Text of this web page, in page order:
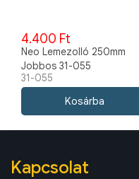
4.400 Ft
Neo Lemezolló 250mm
Jobbos 31-055
31-055
Kapcsolat